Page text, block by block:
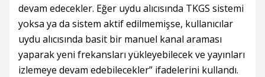
devam edecekler. Eğer uydu alıcısında TKGS sistemi
yoksa ya da sistem aktif edilmemişse, kullanıcılar
uydu alıcısında basit bir manuel kanal araması
yaparak yeni frekansları yükleyebilecek ve yayınları
izlemeye devam edebilecekler” ifadelerini kullandı.